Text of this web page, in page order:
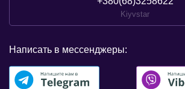
Kiyvstar
Написать в мессенджеры: